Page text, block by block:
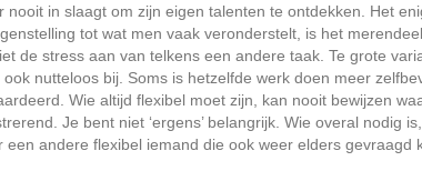
nooit in slaagt om zijn eigen talenten te ontdekken. Het
tot wat men vaak veronderstelt, is het
de stress aan van telkens een andere taak. Te grote
nutteloos bij. Soms is hetzelfde werk doen meer
Wie altijd flexibel moet zijn, kan nooit bewijzen
Je bent niet ‘ergens’ belangrijk. Wie overal nodig
andere flexibel iemand die ook weer elders gevraagd